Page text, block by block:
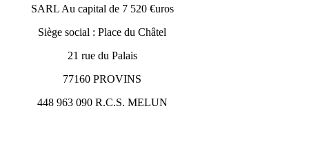
SARL Au capital de 7 520 €uros
Siège social : Place du Châtel
21 rue du Palais
77160 PROVINS
448 963 090 R.C.S. MELUN